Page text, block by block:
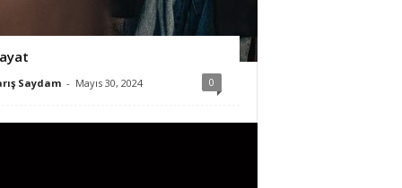
Saydam - Mayıs 30, 2024 0